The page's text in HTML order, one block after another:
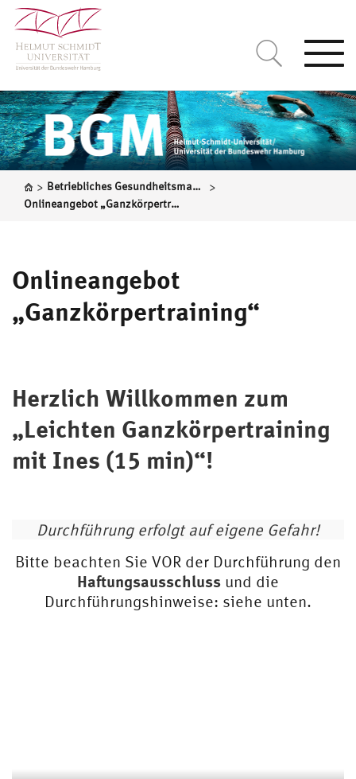
> Betriebliches Gesundheitsmanagement >
Onlineangebot „Ganzkörpertraining“
Onlineangebot
„Ganzkörpertraining“
Herzlich Willkommen zum
„Leichten Ganzkörpertraining
mit Ines (15 min)“!
Durchführung erfolgt auf eigene Gefahr!
Bitte beachten Sie VOR der Durchführung den
Haftungsausschluss und die
Durchführungshinweise: siehe unten.